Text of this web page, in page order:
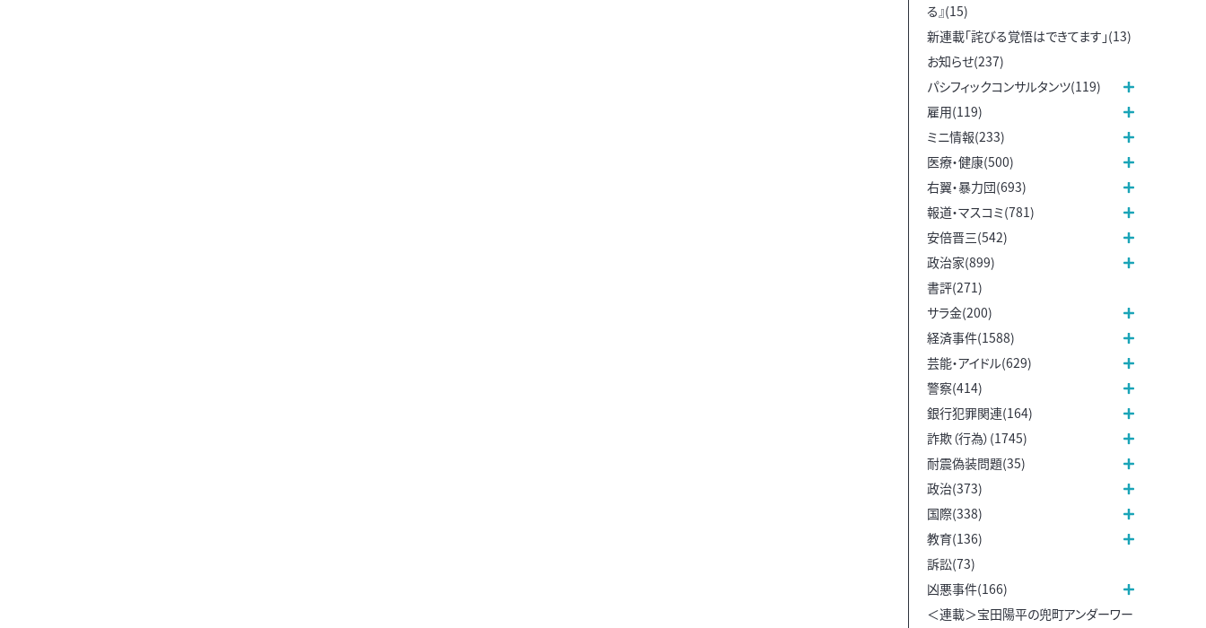
る』(15)
新連載「詫びる覚悟はできてます」(13)
お知らせ(237)
パシフィックコンサルタンツ(119)
雇用(119)
ミニ情報(233)
医療・健康(500)
右翼・暴力団(693)
報道・マスコミ(781)
安倍晋三(542)
政治家(899)
書評(271)
サラ金(200)
経済事件(1588)
芸能・アイドル(629)
警察(414)
銀行犯罪関連(164)
詐欺（行為）(1745)
耐震偽装問題(35)
政治(373)
国際(338)
教育(136)
訴訟(73)
凶悪事件(166)
＜連載＞宝田陽平の兜町アンダーワー